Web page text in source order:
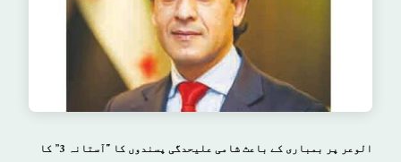
الوعر پر بمباری کے باعث شامی علیحدگی پسندوں کا "آستانہ 3” کا